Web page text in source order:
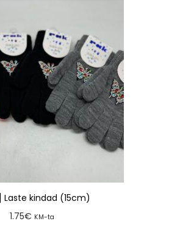
Laste kindad (15cm)
1.75€ KM-ta